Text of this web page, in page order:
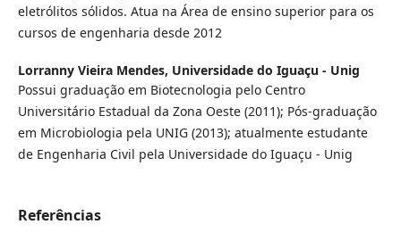
eletrólitos sólidos. Atua na Área de ensino superior para os
cursos de engenharia desde 2012
Lorranny Vieira Mendes, Universidade do Iguaçu - Unig
Possui graduação em Biotecnologia pelo Centro
Universitário Estadual da Zona Oeste (2011); Pós-graduação
em Microbiologia pela UNIG (2013); atualmente estudante
de Engenharia Civil pela Universidade do Iguaçu - Unig
Referências